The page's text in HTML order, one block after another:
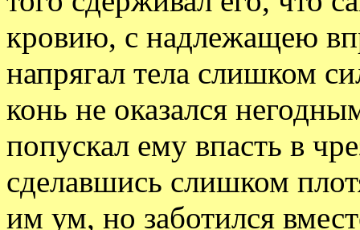
кровию, с надлежащею
напрягал тела слишком
конь не оказался
попускал ему впасть в
сделавшись слишком
им ум, но заботился